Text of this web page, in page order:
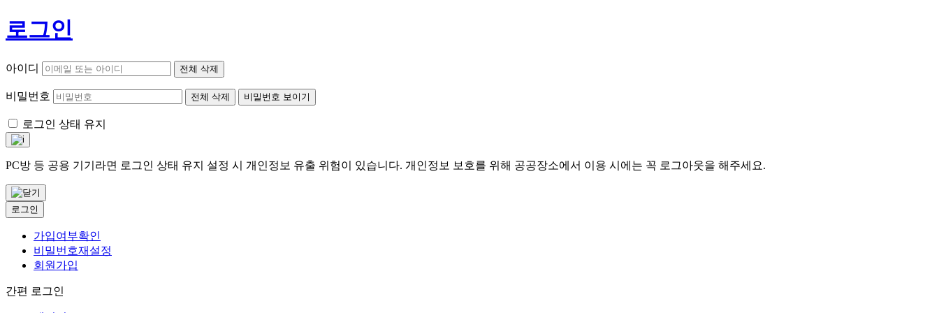
로그인
아이디 전체 삭제
비밀번호 전체 삭제 비밀번호 보이기
로그인 상태 유지
PC방 등 공용 기기라면 로그인 상태 유지 설정 시 개인정보 유출 위험이 있습니다. 개인정보 보호를 위해 공공장소에서 이용 시에는 꼭 로그아웃을 해주세요.
로그인
가입여부확인
비밀번호재설정
회원가입
간편 로그인